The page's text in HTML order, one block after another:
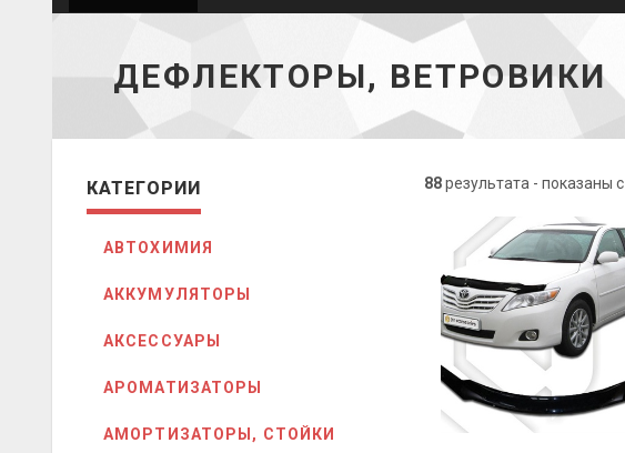
ДЕФЛЕКТОРЫ, ВЕТРОВИКИ
КАТЕГОРИИ
АВТОХИМИЯ
АККУМУЛЯТОРЫ
АКСЕССУАРЫ
АРОМАТИЗАТОРЫ
АМОРТИЗАТОРЫ, СТОЙКИ
88результата - показаны с